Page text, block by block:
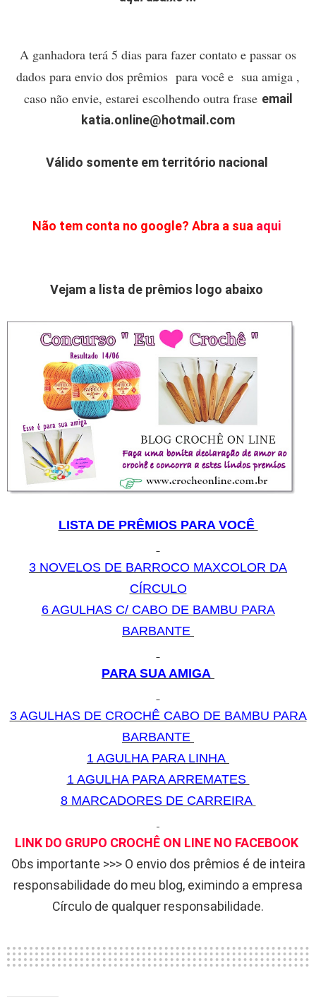
A ganhadora terá 5 dias para fazer contato e passar os
dados para envio dos prêmios para você e sua amiga ,
caso não envie, estarei escolhendo outra frase email
katia.online@hotmail.com
Válido somente em território nacional
Não tem conta no google? Abra a sua aqui
Vejam a lista de prêmios logo abaixo
LISTA DE PRÊMIOS PARA VOCÊ
3 NOVELOS DE BARROCO MAXCOLOR DA
CÍRCULO
6 AGULHAS C/ CABO DE BAMBU PARA
BARBANTE
PARA SUA AMIGA
3 AGULHAS DE CROCHÊ CABO DE BAMBU PARA
BARBANTE
1 AGULHA PARA LINHA
1 AGULHA PARA ARREMATES
8 MARCADORES DE CARREIRA
LINK DO GRUPO CROCHÊ ON LINE NO FACEBOOK
Obs importante >>> O envio dos prêmios é de inteira
responsabilidade do meu blog, eximindo a empresa
Círculo de qualquer responsabilidade.